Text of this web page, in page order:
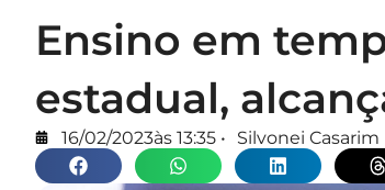
Ensino em
estadual,
16/02/2023às 13:35 • Silvonei Casarim